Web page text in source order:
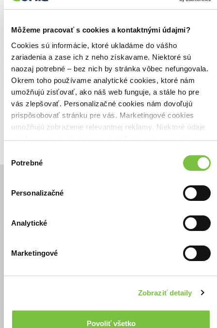
Môžeme pracovať s cookies a kontaktnými údajmi?
Cookies sú informácie, ktoré ukladáme do vášho
zariadenia a zase ich z neho získavame. Niektoré sú
naozaj potrebné – bez nich by stránka vôbec nefungovala.
Okrem toho používame analytické cookies, ktoré nám
umožňujú zisťovať, ako náš web funguje, a stále ho pre
vás zlepšovať. Personalizačné cookies nám dovoľujú
prispôsobovať stránku pre vás. Marketingové cookies
umožňujú zobrazenie relevantnej reklamy. Niektoré údaje
zdieľame aj s tretími stranami. Veľmi by nám pomohlo,
súhlasu
Potrebné
Personalizačné
Analytické
Marketingové
Zobraziť detaily
Povoliť všetko
14,35€
Našli sme0titulov
Zoradiť podľa:
Filtrovať